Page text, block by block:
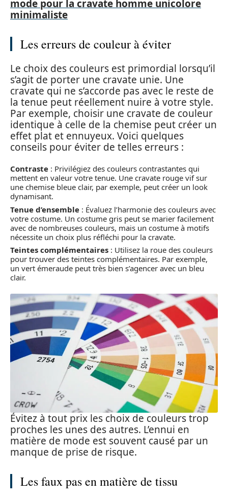
mode pour la cravate homme unicolore
minimaliste
Les erreurs de couleur à éviter
Le choix des couleurs est primordial lorsqu’il
s’agit de porter une cravate unie. Une
cravate qui ne s’accorde pas avec le reste de
la tenue peut réellement nuire à votre style.
Par exemple, choisir une cravate de couleur
identique à celle de la chemise peut créer un
effet plat et ennuyeux. Voici quelques
conseils pour éviter de telles erreurs :
Contraste : Privilégiez des couleurs contrastantes qui
mettent en valeur votre tenue. Une cravate rouge vif sur
une chemise bleue clair, par exemple, peut créer un look
dynamisant.
Tenue d’ensemble : Évaluez l’harmonie des couleurs avec
votre costume. Un costume gris peut se marier facilement
avec de nombreuses couleurs, mais un costume à motifs
nécessite un choix plus réfléchi pour la cravate.
Teintes complémentaires : Utilisez la roue des couleurs
pour trouver des teintes complémentaires. Par exemple,
un vert émeraude peut très bien s’agencer avec un bleu
clair.
Évitez à tout prix les choix de couleurs trop
proches les unes des autres. L’ennui en
matière de mode est souvent causé par un
manque de prise de risque.
Les faux pas en matière de tissu